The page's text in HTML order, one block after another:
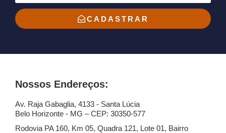
Nossos Endereços:
Av. Raja Gabaglia, 4133 - Santa Lúcia
Belo Horizonte - MG – CEP: 30350-577
Rodovia PA 160, Km 05, Quadra 121, Lote 01, Bairro
CADASTRAR